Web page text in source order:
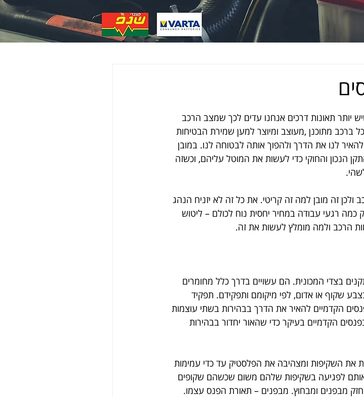
יותר תאונות דרכים אנחנו עדים לכך שמצב הרכב
ברכב מתוכנן ,מעוצב ומיוצר למען שמירת הבטיחות
לנו את הדרך ולהפוך אותה לבטוחה לנו. במובן
הנכון והחוקי כדי לעשות את המוטל עליהם, וכשזה
זה מובן למה זה קריטי. את כל זה לא יזניח הנהג
רגעי עבודה במחיר יחסית נוח לכולם – ליטוש
הרכב ולמה מומלץ לעשות את זה.
בצדי המכונית. הם עשויים בדרך כלל מחומרים
שקוף או אדום, לפי מיקומם ותפקידם. תפקיד
הקדמיים להאיר את הדרך בבהירות בשתי עוצמות
הקדמיים בעיקר כדי שהאור יחדור בבהירות
השקיפות ומצהיבה את הפלסטיק עד כדי עמימות
אותם לפגיעה בשקיפות שלהם משום שכשהם שקופים
מבפנים ומבחוץ. מבפנים – תאורת הפנס עצמו.